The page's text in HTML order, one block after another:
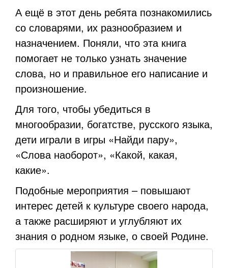
А ещё в этот день ребята познакомились
со словарями, их разнообразием и
назначением. Поняли, что эта книга
помогает не только узнать значение
слова, но и правильное его написание и
произношение.
Для того, чтобы убедиться в
многообразии, богатстве, русского языка,
дети играли в игры «Найди пару»,
«Слова наоборот», «Какой, какая,
какие».
Подобные мероприятия – повышают
интерес детей к культуре своего народа,
а также расширяют и углубляют их
знания о родном языке, о своей Родине.